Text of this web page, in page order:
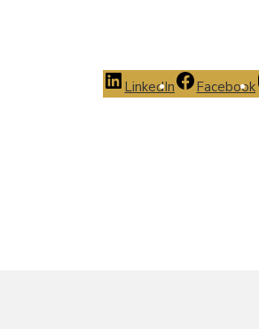
LinkedIn Facebook